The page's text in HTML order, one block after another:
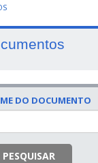
DO DOCUMENTO
PESQUISAR